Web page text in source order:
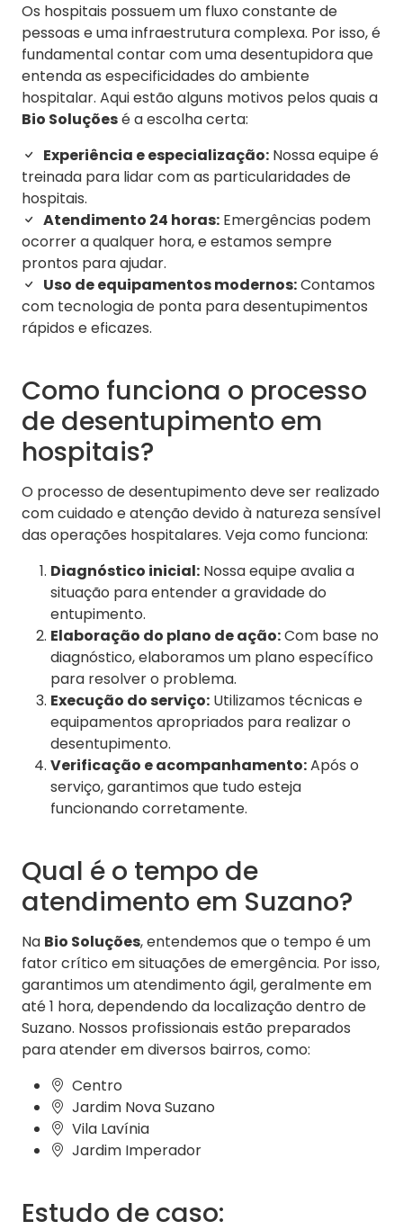
Os hospitais possuem um fluxo constante de
pessoas e uma infraestrutura complexa. Por isso, é
fundamental contar com uma desentupidora que
entenda as especificidades do ambiente
hospitalar. Aqui estão alguns motivos pelos quais a
Bio Soluçõesé a escolha certa:
Experiência e especialização: Nossa equipe é
treinada para lidar com as particularidades de
hospitais.
Atendimento 24 horas: Emergências podem
ocorrer a qualquer hora, e estamos sempre
prontos para ajudar.
Uso de equipamentos modernos:Contamos
com tecnologia de ponta para desentupimentos
rápidos e eficazes.
Como funciona o processo
de desentupimento em
hospitais?
O processo de desentupimento deve ser realizado
com cuidado e atenção devido à natureza sensível
das operações hospitalares. Veja como funciona:
Diagnóstico inicial: Nossa equipe avalia a
situação para entender a gravidade do
entupimento.
Elaboração do plano de ação:Com base no
diagnóstico, elaboramos um plano específico
para resolver o problema.
Execução do serviço: Utilizamos técnicas e
equipamentos apropriados para realizar o
desentupimento.
Verificação e acompanhamento:Após o
serviço, garantimos que tudo esteja
funcionando corretamente.
Qual é o tempo de
atendimento em Suzano?
Na Bio Soluções, entendemos que o tempo é um
fator crítico em situações de emergência. Por isso,
garantimos um atendimento ágil, geralmente em
até 1 hora, dependendo da localização dentro de
Suzano. Nossos profissionais estão preparados
para atender em diversos bairros, como:
Centro
Jardim Nova Suzano
Vila Lavínia
Jardim Imperador
Estudo de caso: